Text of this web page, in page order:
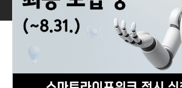
2025 실적
2025 Performance